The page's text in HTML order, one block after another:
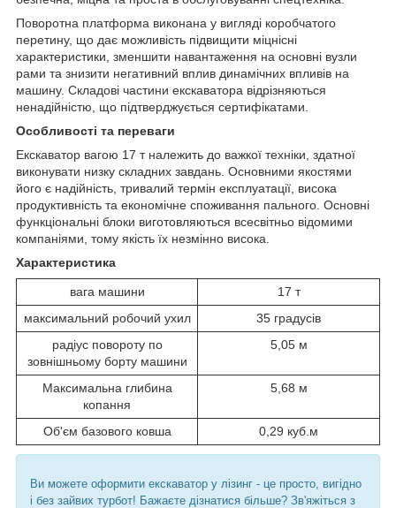
Поворотна платформа виконана у вигляді коробчатого
перетину, що дає можливість підвищити міцнісні
характеристики, зменшити навантаження на основні вузли
рами та знизити негативний вплив динамічних впливів на
машину. Складові частини екскаватора відрізняються
ненадійністю, що підтверджується сертифікатами.
Особливості та переваги
Екскаватор вагою 17 т належить до важкої техніки, здатної
виконувати низку складних завдань. Основними якостями
його є надійність, тривалий термін експлуатації, висока
продуктивність та економічне споживання пального. Основні
функціональні блоки виготовляються всесвітньо відомими
компаніями, тому якість їх незмінно висока.
Характеристика
вага машини
17 т
максимальний робочий ухил
35 градусів
радіус повороту по
зовнішньому борту машини
5,05 м
Максимальна глибина
копання
5,68 м
Об'єм базового ковша 0,29 куб.м
Ви можете оформити екскаватор у лізинг - це просто, вигідно
і без зайвих турбот! Бажаєте дізнатися більше? Зв'яжіться з